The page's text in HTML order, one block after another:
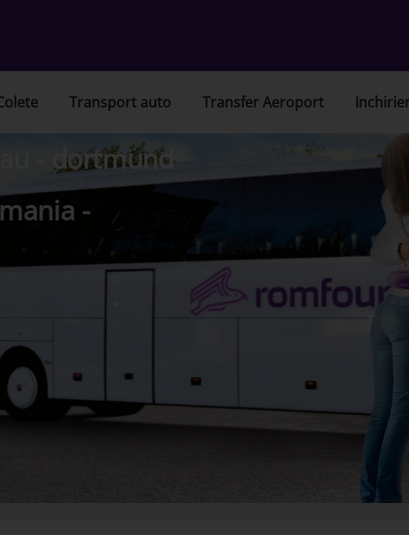
Transport auto Transfer Aeroport
- dortmund
-